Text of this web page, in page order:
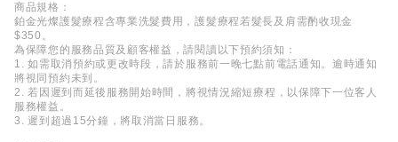
商品規格：
鉑金光燦護髮療程含專業洗髮費用，護髮療程若髮長及肩需酌收現金
$350。
為保障您的服務品質及顧客權益，請閱讀以下預約須知：
1. 如需取消預約或更改時段，請於服務前一晚七點前電話通知。逾時通知
將視同預約未到。
2. 若因遲到而延後服務開始時間，將視情況縮短療程，以保障下一位客人
服務權益。
3. 遲到超過15分鐘，將取消當日服務。